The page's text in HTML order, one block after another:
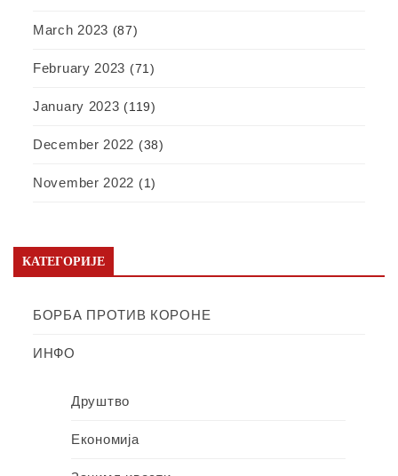
March 2023 (87)
February 2023 (71)
January 2023 (119)
December 2022 (38)
November 2022 (1)
КАТЕГОРИЈЕ
БОРБА ПРОТИВ КОРОНЕ
ИНФО
Друштво
Економија